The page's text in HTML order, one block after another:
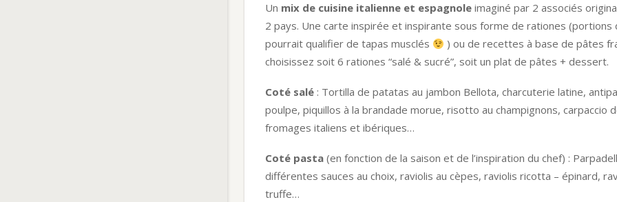
Un mix de cuisine italienne et espagnole imaginé par 2 associés
2 pays. Une carte inspirée et inspirante sous forme de rationes (portions
pourrait qualifier de tapas musclés
) ou de recettes à base de pâtes
choisissez soit 6 rationes “salé & sucré”, soit un plat de pâtes + dessert.
Coté salé : Tortilla de patatas au jambon Bellota, charcuterie latine,
poulpe, piquillos à la brandade morue, risotto au champignons, carpaccio
fromages italiens et ibériques…
Coté pasta (en fonction de la saison et de l’inspiration du chef) :
différentes sauces au choix, raviolis au cèpes, raviolis ricotta – épinard,
truffe…